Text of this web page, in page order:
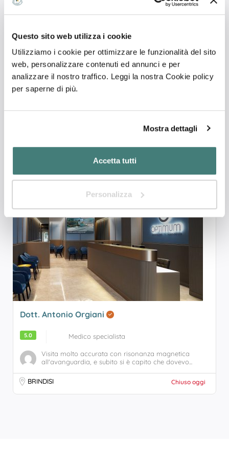
Questo sito web utilizza i cookie
Utilizziamo i cookie per ottimizzare le funzionalità del sito
web, personalizzare contenuti ed annunci e per
analizzare il nostro traffico. Leggi la nostra Cookie policy
per saperne di più.
Mostra dettagli
Accetta tutti
Personalizza
Dott. Luca Antonelli
Il dott. Antonelli molto bravo nel suo campo ha risolto
Dott. Antonio Orgiani
5.0 Medico specialista
Visita molto accurata con risonanza magnetica
all'avanguardia, e subito si è capito che dovevo...
BRINDISI Chiuso oggi